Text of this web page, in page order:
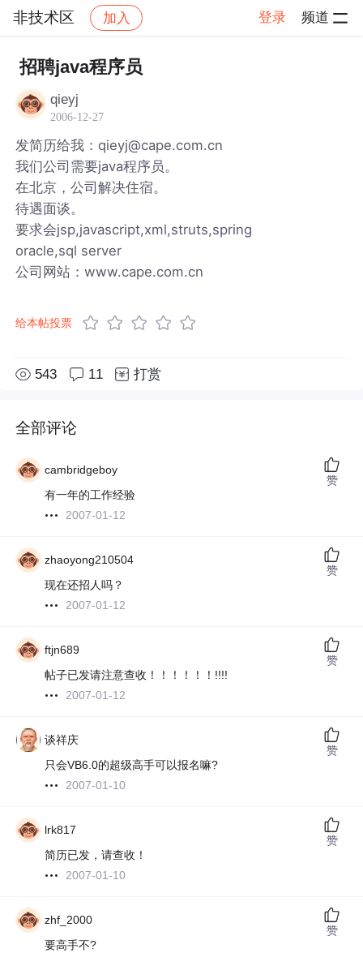
非技术区 加入 登录 频道
社区 非技术区
招聘java程序员
qieyj
2006-12-27
发简历给我：qieyj@cape.com.cn
我们公司需要java程序员。
在北京，公司解决住宿。
待遇面谈。
要求会jsp,javascript,xml,struts,spring
oracle,sql server
公司网站：www.cape.com.cn
给本帖投票
543 11 打赏
全部评论
cambridgeboy
有一年的工作经验
2007-01-12
赞
zhaoyong210504
现在还招人吗？
2007-01-12
赞
ftjn689
帖子已发请注意查收！！！！！！!!!!
2007-01-12
赞
谈祥庆
只会VB6.0的超级高手可以报名嘛?
2007-01-10
赞
lrk817
简历已发，请查收！
2007-01-10
赞
zhf_2000
要高手不?
赞